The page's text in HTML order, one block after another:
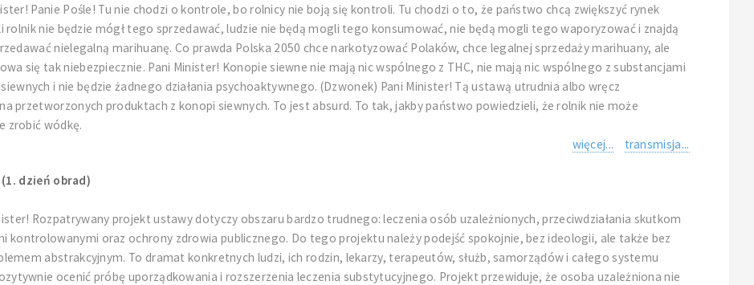
Panie Pośle! Tu nie chodzi o kontrole, bo rolnicy nie boją się kontroli. Tu chodzi o to, że państwo chcą zwiększyć rynek
rolnik nie będzie mógł tego sprzedawać, ludzie nie będą mogli tego konsumować, nie będą mogli tego waporyzować i znajdą
nielegalną marihuanę. Co prawda Polska 2050 chce narkotyzować Polaków, chce legalnej sprzedaży marihuany, ale
się tak niebezpiecznie. Pani Minister! Konopie siewne nie mają nic wspólnego z THC, nie mają nic wspólnego z substancjami
i nie będzie żadnego działania psychoaktywnego. (Dzwonek) Pani Minister! Tą ustawą utrudnia albo wręcz
przetworzonych produktach z konopi siewnych. To jest absurd. To tak, jakby państwo powiedzieli, że rolnik nie może
zrobić wódkę.
więcej...
transmisja...
dzień obrad)
Rozpatrywany projekt ustawy dotyczy obszaru bardzo trudnego: leczenia osób uzależnionych, przeciwdziałania skutkom
oraz ochrony zdrowia publicznego. Do tego projektu należy podejść spokojnie, bez ideologii, ale także bez
abstrakcyjnym. To dramat konkretnych ludzi, ich rodzin, lekarzy, terapeutów, służb, samorządów i całego systemu
ocenić próbę uporządkowania i rozszerzenia leczenia substytucyjnego. Projekt przewiduje, że osoba uzależniona nie